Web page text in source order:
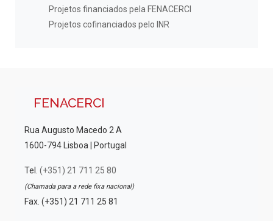
Projetos financiados pela FENACERCI
Projetos cofinanciados pelo INR
FENACERCI
Rua Augusto Macedo 2 A
1600-794 Lisboa | Portugal
Tel. (+351) 21 711 25 80
(Chamada para a rede fixa nacional)
Fax. (+351) 21 711 25 81